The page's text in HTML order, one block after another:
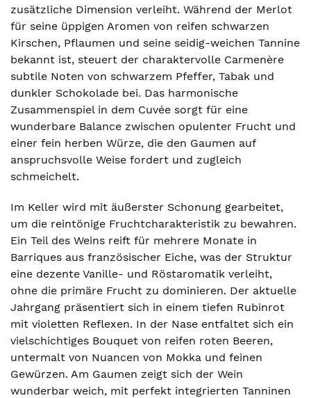
zusätzliche Dimension verleiht. Während der Merlot
für seine üppigen Aromen von reifen schwarzen
Kirschen, Pflaumen und seine seidig-weichen Tannine
bekannt ist, steuert der charaktervolle Carmenère
subtile Noten von schwarzem Pfeffer, Tabak und
dunkler Schokolade bei. Das harmonische
Zusammenspiel in dem Cuvée sorgt für eine
wunderbare Balance zwischen opulenter Frucht und
einer fein herben Würze, die den Gaumen auf
anspruchsvolle Weise fordert und zugleich
schmeichelt.
Im Keller wird mit äußerster Schonung gearbeitet,
um die reintönige Fruchtcharakteristik zu bewahren.
Ein Teil des Weins reift für mehrere Monate in
Barriques aus französischer Eiche, was der Struktur
eine dezente Vanille- und Röstaromatik verleiht,
ohne die primäre Frucht zu dominieren. Der aktuelle
Jahrgang präsentiert sich in einem tiefen Rubinrot
mit violetten Reflexen. In der Nase entfaltet sich ein
vielschichtiges Bouquet von reifen roten Beeren,
untermalt von Nuancen von Mokka und feinen
Gewürzen. Am Gaumen zeigt sich der Wein
wunderbar weich, mit perfekt integrierten Tanninen